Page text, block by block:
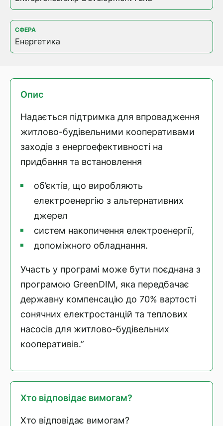
СФЕРА
Енергетика
Опис
Надається підтримка для впровадження
житлово-будівельними кооперативами
заходів з енергоефективності на
придбання та встановлення
об’єктів, що виробляють
електроенергію з альтернативних
джерел
систем накопичення електроенергії,
допоміжного обладнання.
Участь у програмі може бути поєднана з
програмою GreenDIM, яка передбачає
державну компенсацію до 70% вартості
сонячних електростанцій та теплових
насосів для житлово-будівельних
кооперативів.”
Хто відповідає вимогам?
Хто відповідає вимогам?